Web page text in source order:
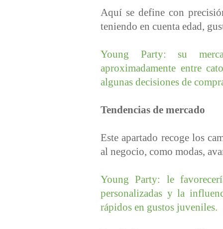
Aquí se define con
teniendo en cuenta edad,
Young Party: su
aproximadamente entre
algunas decisiones de
Tendencias de mercado
Este apartado recoge los
al negocio, como modas,
Young Party: le
personalizadas y la
rápidos en gustos juveniles.